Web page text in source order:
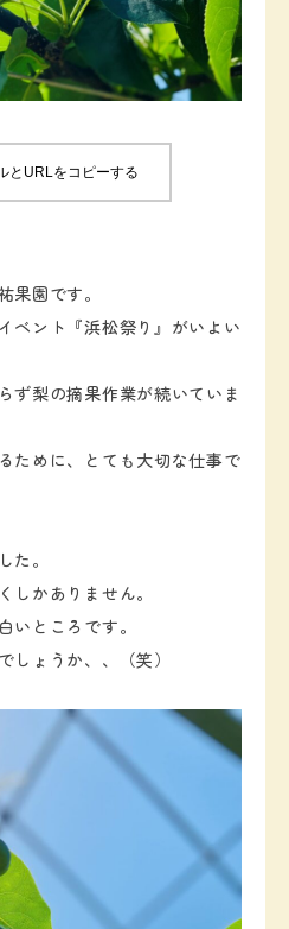
とURLをコピーする
果園です。
ベント『浜松祭り』がいよい
ず梨の摘果作業が続いていま
ために、とても大切な仕事で
た。
しかありません。
いところです。
しょうか、、（笑）